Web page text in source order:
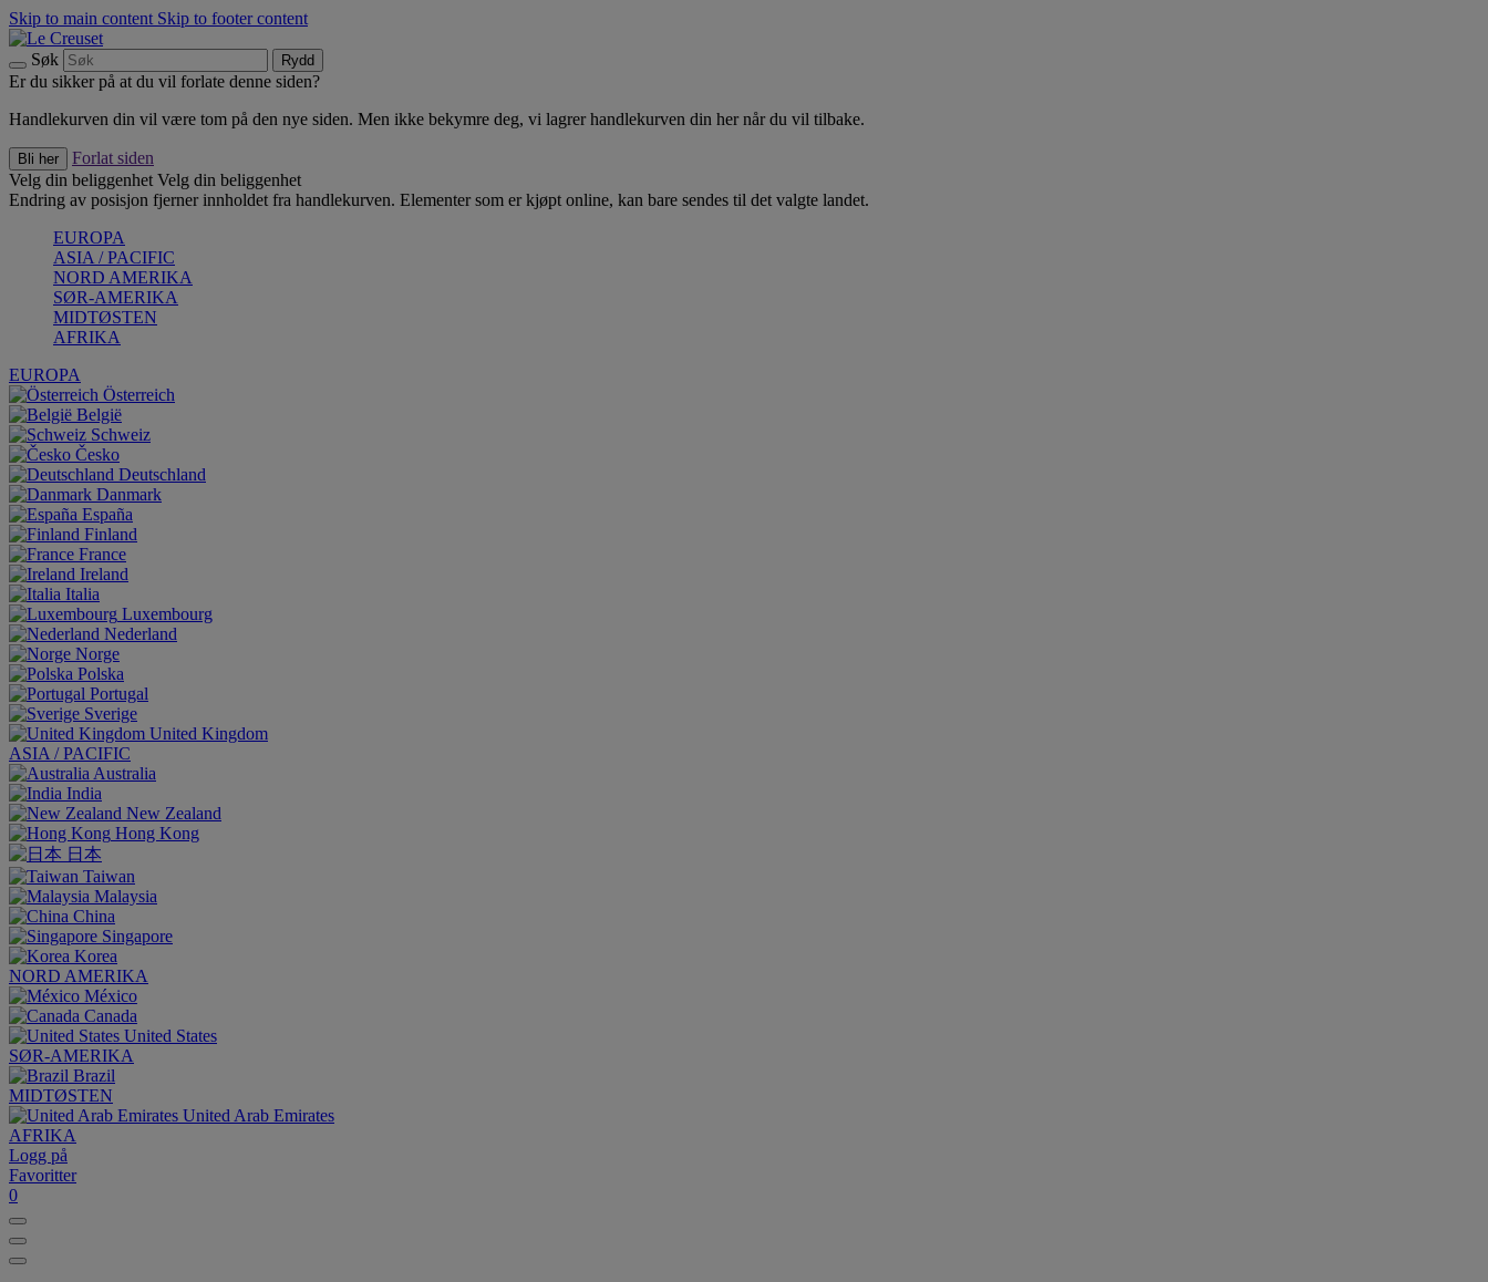
Skip to main content Skip to footer content
Søk Rydd
Er du sikker på at du vil forlate denne siden?
Handlekurven din vil være tom på den nye siden. Men ikke bekymre deg, vi lagrer handlekurven din her når du vil tilbake.
Bli her
Forlat siden
Velg din beliggenhet Velg din beliggenhet
Endring av posisjon fjerner innholdet fra handlekurven. Elementer som er kjøpt online, kan bare sendes til det valgte landet.
EUROPA
ASIA / PACIFIC
NORD AMERIKA
SØR-AMERIKA
MIDTØSTEN
AFRIKA
EUROPA
Österreich
België
Schweiz
Česko
Deutschland
Danmark
España
Finland
France
Ireland
Italia
Luxembourg
Nederland
Norge
Polska
Portugal
Sverige
United Kingdom
ASIA / PACIFIC
Australia
India
New Zealand
Hong Kong
日本
Taiwan
Malaysia
China
Singapore
Korea
NORD AMERIKA
México
Canada
United States
SØR-AMERIKA
Brazil
MIDTØSTEN
United Arab Emirates
AFRIKA
Logg på
Favoritter
0